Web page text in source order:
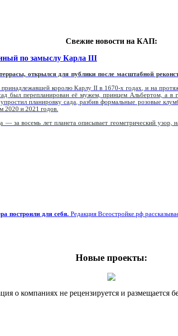
Свежие новости на КАП:
по замыслу Карла III
открылся для публики после масштабной
королю Карлу II в 1670-х годах, и на
был перепланирован её мужем, принцем Альбертом, а
планировку сада, разбив формальные розовые
2020 и 2021 годов.
за восемь лет планета описывает геометрический
построили для себя.Редакция Всеостройке.рф
Новые проекты:
компаниях не рецензируется и размещается